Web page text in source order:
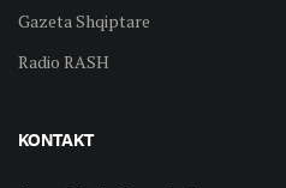
Gazeta Shqiptare
Radio RASH
KONTAKT